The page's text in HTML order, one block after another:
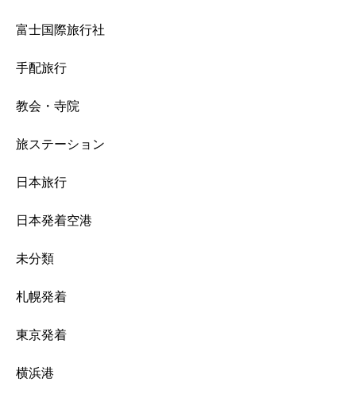
富士国際旅行社
手配旅行
教会・寺院
旅ステーション
日本旅行
日本発着空港
未分類
札幌発着
東京発着
横浜港